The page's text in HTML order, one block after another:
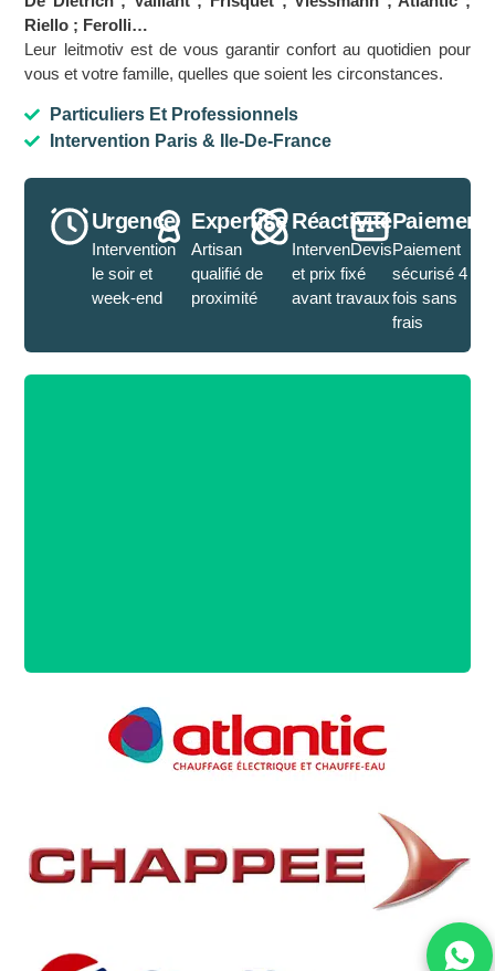
Riello ; Ferolli…
Leur leitmotiv est de vous garantir confort au quotidien pour
vous et votre famille, quelles que soient les circonstances.
Particuliers Et Professionnels
Intervention Paris & Ile-De-France
Urgence
Intervention
le soir et
week-end
Expertise
Artisan
qualifié de
proximité
Réactivité
IntervenDevis
et prix fixé
avant travaux
Paiement
Paiement
sécurisé 4
fois sans
frais